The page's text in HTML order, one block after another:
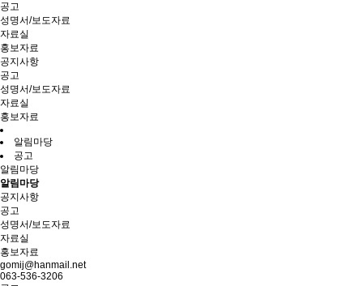
공고
성명서/보도자료
자료실
홍보자료
공지사항
공고
성명서/보도자료
자료실
홍보자료
알림마당
공고
알림마당
알림마당
공지사항
공고
성명서/보도자료
자료실
홍보자료
gomij@hanmail.net
063-536-3206